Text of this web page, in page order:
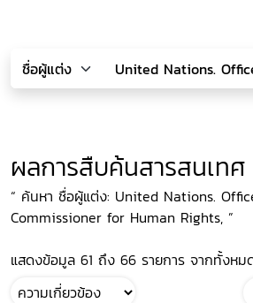
ผลการสืบค้นสารสนเทศ
“ ค้นหา ชื่อผู้แต่ง: United Nations.
Commissioner for Human Rights, ”
แสดงข้อมูล 61 ถึง 66 รายการ จากทั้งหม